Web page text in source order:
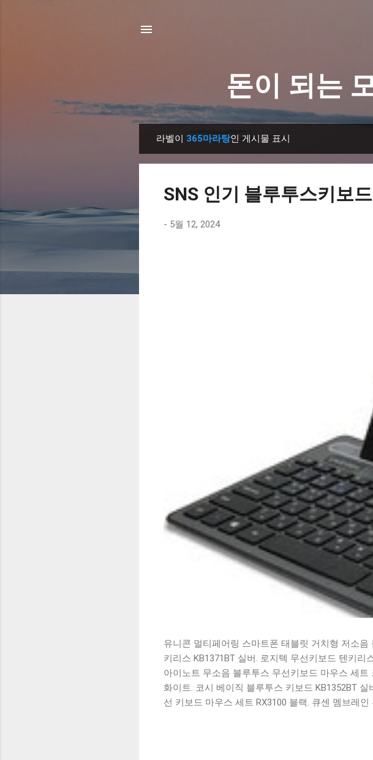
돈이 되는
라벨이 365마라탕인 게시물 표시
SNS 인기 블루투스키보
- 5월 12, 2024
유니콘 멀티페어링 스마트폰 태블릿 거치형 저소
키리스 KB1371BT 실버. 로지텍 무선키보드 텐키리
아이노트 무소음 블루투스 무선키보드 마우스 세트
화이트. 코시 베이직 블루투스 키보드 KB1352BT
선 키보드 마우스 세트 RX3100 블랙. 큐센 멤브레
상품 하나를 사더라도 종류도 많고, 가격도 다양